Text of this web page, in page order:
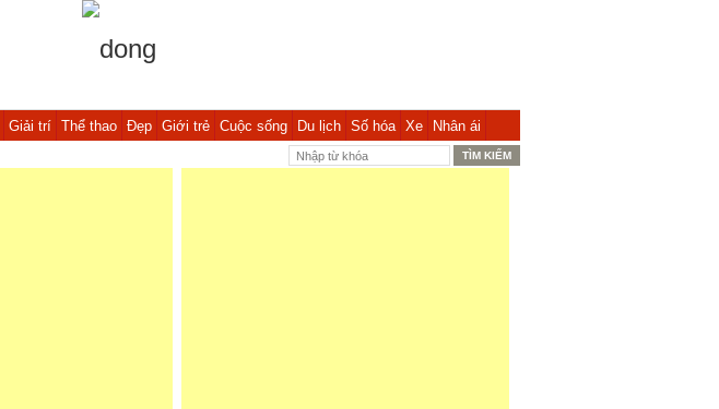
Giải trí Thể thao Đẹp Giới trẻ Cuộc sống Du lịch Số hóa Xe Nhân ái